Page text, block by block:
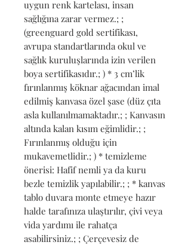
uygun renk kartelası, insan
sağlığına zarar vermez.; ;
(greenguard gold sertifikası,
avrupa standartlarında okul ve
sağlık kuruluşlarında izin verilen
boya sertifikasıdır.; ) * 3 cm’lik
fırınlanmış köknar ağacından imal
edilmiş kanvasa özel şase (düz çıta
asla kullanılmamaktadır.; ; Kanvasın
altında kalan kısım eğimlidir.; ;
Fırınlanmış olduğu için
mukavemetlidir.; ) * temizleme
önerisi: Hafif nemli ya da kuru
bezle temizlik yapılabilir.; ; * kanvas
tablo duvara monte etmeye hazır
halde tarafınıza ulaştırılır, çivi veya
vida yardımı ile rahatça
asabilirsiniz.; ; Çerçevesiz de